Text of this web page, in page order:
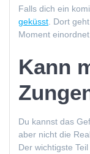
Falls dich ein
geküsst . Dort
Moment einordnet.
Kann
Du kannst das
aber nicht die
Der wichtigste